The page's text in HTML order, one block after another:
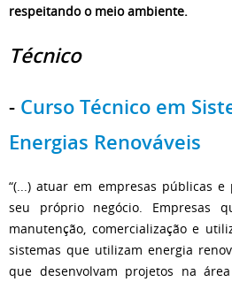
respeitando o meio ambiente.
Técnico
- Curso Técnico em
Energias Renováveis
“(...) atuar em empresas públicas
seu próprio negócio. Empresas
manutenção, comercialização e
sistemas que utilizam energia
que desenvolvam projetos na